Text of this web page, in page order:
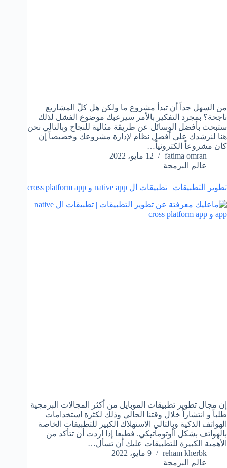
من السهل جداً أن تبدأ مشروع ما ولكن هل كلّ المشاريع
ناجحة؟ بمجرد التفكير بالأمر سيرعبك موضوع الفشل لذلك
ستبحث بأفضل الوسائل عن طريقة مثالية للنجاح وبالتالي نحن
هنا لنرشدك على أفضل نظام لإدارة مشروعك وخصيصاً إن
كان مشروعاً الكترونياً…
fatima omran
12 مايو، 2022
عالم البرمجة
تطوير التطبيقات | تطبيقات ال native app و cross platform app
إن مجال تطوير تطبيقات الموبايل من أكثر المجالات البرمجية
طلباً و انتشاراً خلال وقتنا الحالي وذلك لكثرة استخدامات
الهواتف الذكية وبالتالي الاستهلاك الكبير للتطبيقات الخاصة
بالهواتف بشكل اأوتوماتيكي. فطبعا إذا اردت أن تتأكد من
الأهمية الكبيرة للتطبيقات عليك أن تسأل…
reham kherbk
9 مايو، 2022
عالم البرمجة